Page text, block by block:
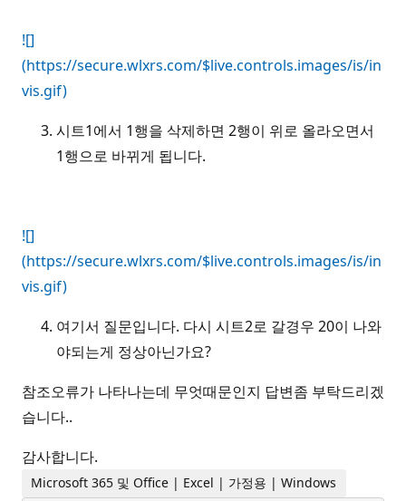
![]
(https://secure.wlxrs.com/$live.controls.images/is/in
vis.gif)
시트1에서 1행을 삭제하면 2행이 위로 올라오면서
1행으로 바뀌게 됩니다.
![]
(https://secure.wlxrs.com/$live.controls.images/is/in
vis.gif)
여기서 질문입니다. 다시 시트2로 갈경우 20이 나와
야되는게 정상아닌가요?
참조오류가 나타나는데 무엇때문인지 답변좀 부탁드리겠
습니다..
감사합니다.
Microsoft 365 및 Office | Excel | 가정용 | Windows